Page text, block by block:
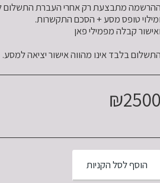
התשלום בלבד אינו מהווה אישור יציאה למסע.
₪2500
הוסף לסל הקניות